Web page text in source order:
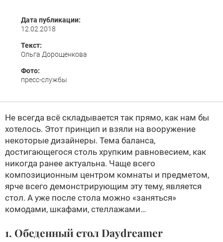
Дата публикации:
12.02.2018
Текст:
Ольга Дорощенкова
Фото:
пресс-службы
Не всегда всё складывается так прямо, как нам бы
хотелось. Этот принцип и взяли на вооружение
некоторые дизайнеры. Тема баланса,
достигающегося столь хрупким равновесием, как
никогда ранее актуальна. Чаще всего
композиционным центром комнаты и предметом,
ярче всего демонстрирующим эту тему, является
стол. А уже после стола можно «заняться»
комодами, шкафами, стеллажами…
1. Обеденный стол Daydreamer